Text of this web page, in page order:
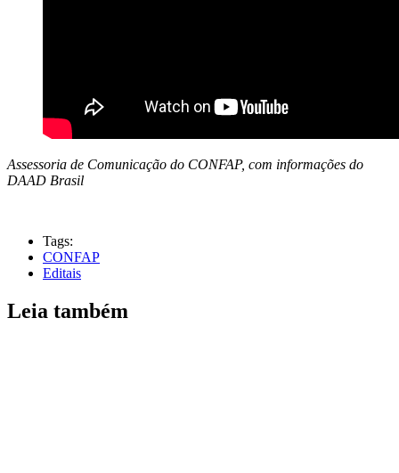
Assessoria de Comunicação do CONFAP, com informações do
DAAD Brasil
Tags:
CONFAP
Editais
Leia também